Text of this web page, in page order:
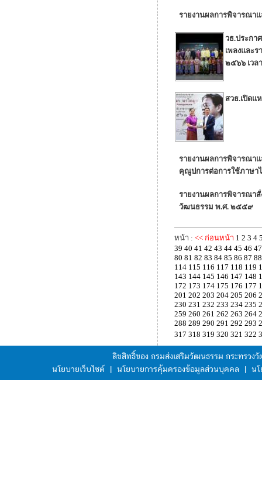
รายงานผลการพิจารณา
วธ.ประกา
เพลงและ
๒๕๖๖ เวล
สวธ.เปิดแ
รายงานผลการพิจารณา
คุณูปการต่อการใช้ภาษ
รายงานผลการพิจารณา
วัฒนธรรม พ.ศ. ๒๕๕๙
หน้า : << ก่อนหน้า 1 2 3 4
39 40 41 42 43 44 45 46 47
80 81 82 83 84 85 86 87 88
114 115 116 117 118 119
143 144 145 146 147 148
172 173 174 175 176 177
201 202 203 204 205 206
230 231 232 233 234 235
259 260 261 262 263 264
288 289 290 291 292 293
317 318 319 320 321 322
ลิขสิทธิ์ของ กรมส่งเสริมวัฒนธรรม กระทรว
นโยบายเว็บไซต์
| นโยบายการคุ้มครองข้อมูลส่วนบุคคล | น